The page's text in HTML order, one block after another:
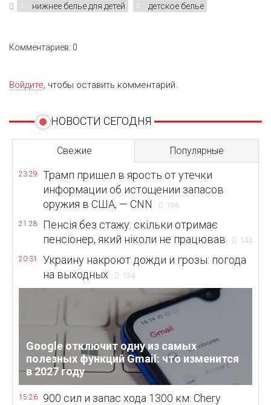
нижнее белье для детей детское белье
Комментариев: 0
Войдите, чтобы оставить комментарий.
НОВОСТИ СЕГОДНЯ
Свежие Популярные
23:29
Трамп пришел в ярость от утечки
информации об истощении запасов
оружия в США, — CNN
136
21:28
Пенсія без стажу: скільки отримає
пенсіонер, який ніколи не працював
144
20:31
Украину накроют дожди и грозы: погода
на выходных
134
Google отключит одну из самых
полезных функций Gmail: что изменится
в 2027 году
15:26
900 сил и запас хода 1300 км: Chery